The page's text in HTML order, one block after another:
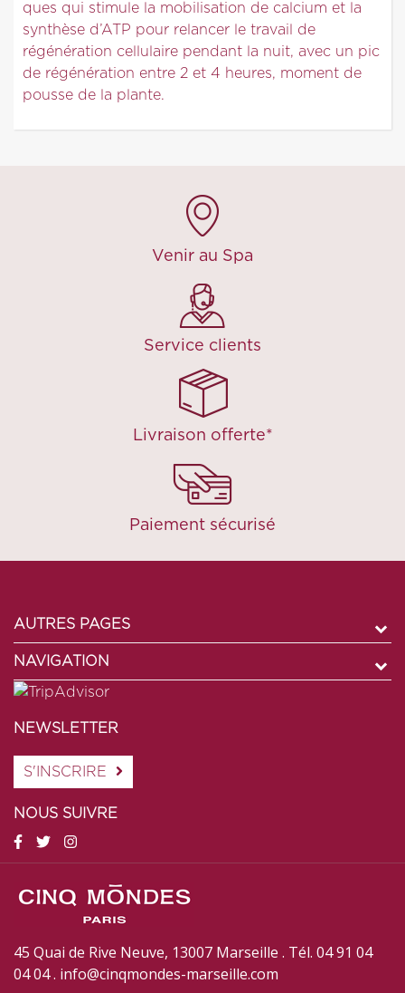
ques qui stimule la mobilisation de calcium et la
synthèse d’ATP pour relancer le travail de
régénération cellulaire pendant la nuit, avec un pic
de régénération entre 2 et 4 heures, moment de
pousse de la plante.
Venir au Spa
Service clients
Livraison offerte*
Paiement sécurisé
AUTRES PAGES
NAVIGATION
NEWSLETTER
S'INSCRIRE
NOUS SUIVRE
45 Quai de Rive Neuve, 13007 Marseille . Tél. 04 91 04
04 04 . info@cinqmondes-marseille.com